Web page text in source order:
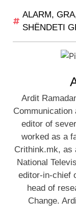
ALARM, GRA
SHËNDETI
Ardit
editor of
worked as a
Crithink.mk, as
National
editor-in-chief
head of
Change.